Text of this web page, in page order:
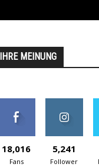
IHRE MEINUNG
18,016
Fans
5,241
Follower